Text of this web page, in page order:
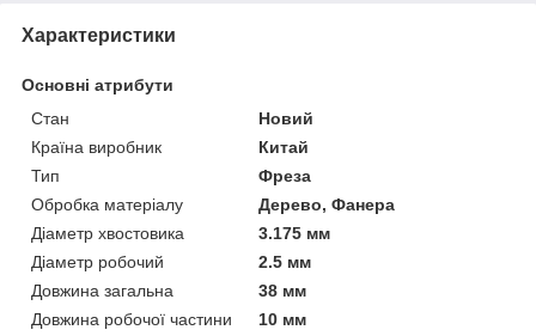
Характеристики
Основні атрибути
Стан
Новий
Країна виробник
Китай
Тип
Фреза
Обробка матеріалу
Дерево, Фанера
Діаметр хвостовика
3.175 мм
Діаметр робочий
2.5 мм
Довжина загальна
38 мм
Довжина робочої частини
10 мм